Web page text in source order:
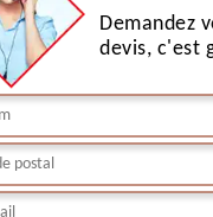
Demandez
devis, c'est